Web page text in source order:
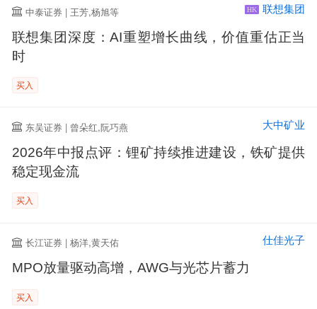
中泰证券 | 王芳,杨旭等 HK 联想集团
联想集团深度：AI重塑增长曲线，价值重估正当
时
买入
东吴证券 | 曾朵红,阮巧燕 大中矿业
2026年中报点评：锂矿持续推进建设，铁矿提供
稳定现金流
买入
长江证券 | 杨洋,黄天佑 仕佳光子
MPO放量驱动高增，AWG与光芯片蓄力
买入